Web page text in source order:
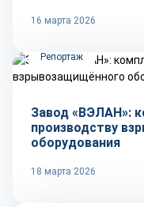
16 марта 2026
Репортаж
Завод «ВЭЛАН»:
производству
оборудования
18 марта 2026
Технологии